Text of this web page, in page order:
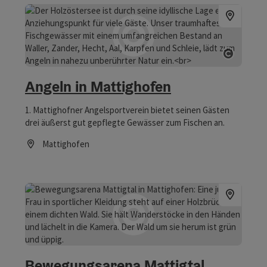
Angeln in Mattighofen
1. Mattighofner Angelsportverein bietet seinen Gästen
drei äußerst gut gepflegte Gewässer zum Fischen an.
Mattighofen